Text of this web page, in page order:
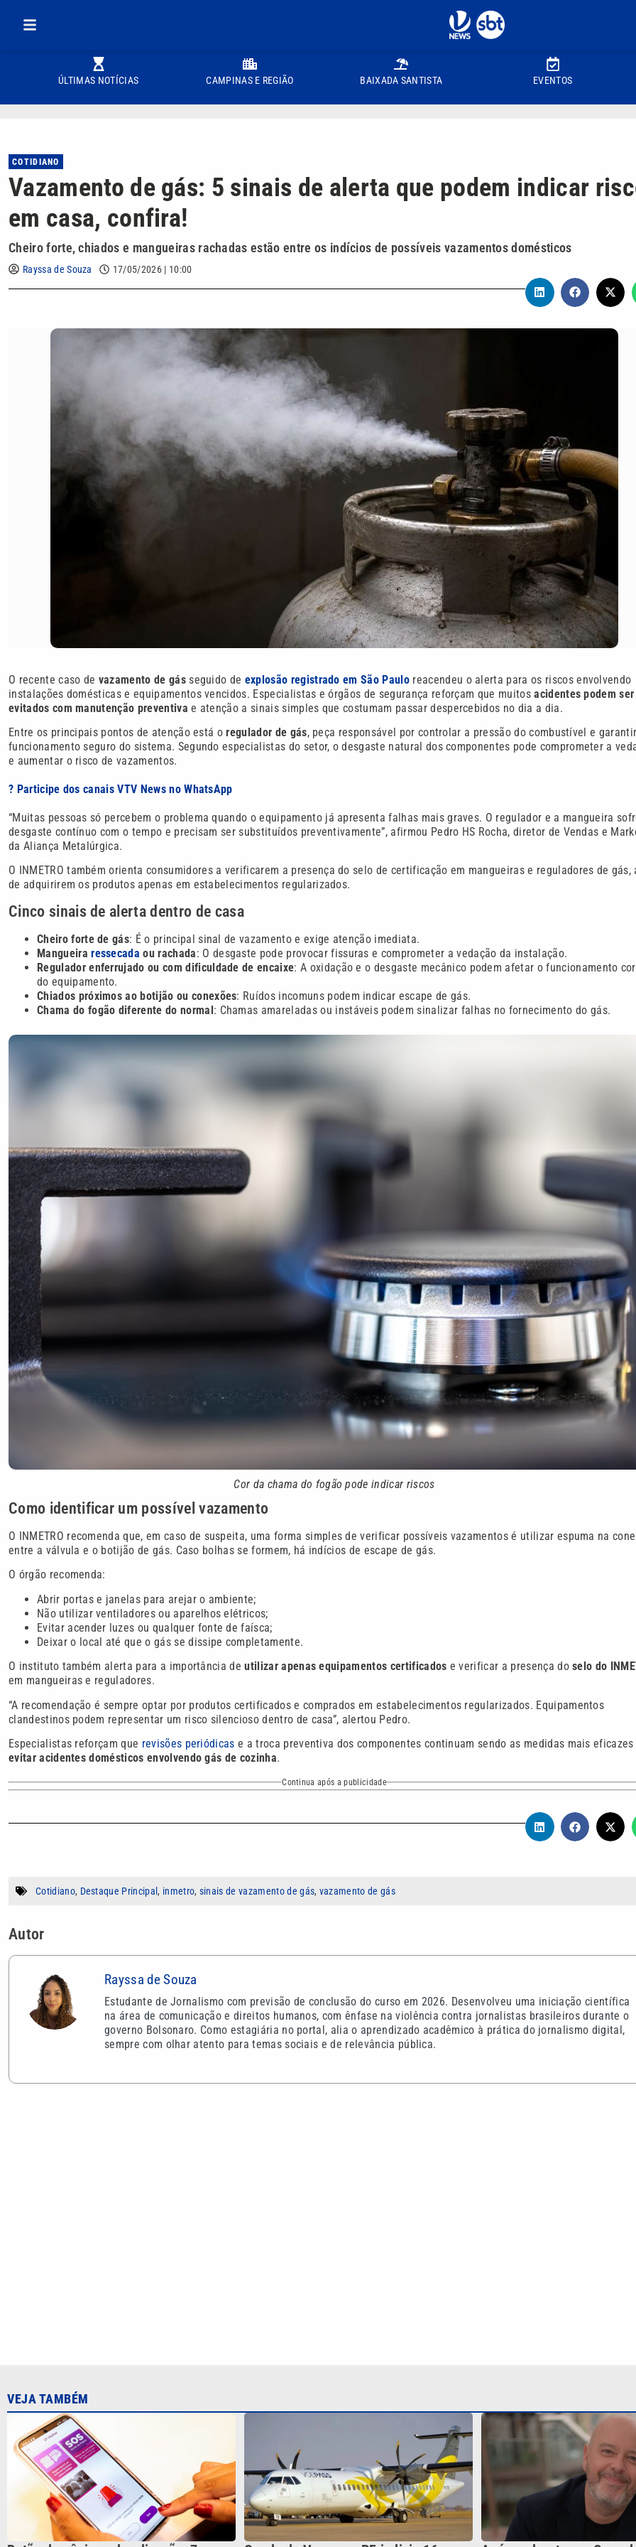
ÚLTIMAS NOTÍCIAS CAMPINAS E REGIÃO BAIXADA SANTISTA EVENTOS
COTIDIANO
Vazamento de gás: 5 sinais de alerta que podem indicar
em casa, confira!
Cheiro forte, chiados e mangueiras rachadas estão entre os indícios de possíveis vazamentos domésticos
Rayssa de Souza 17/05/2026 | 10:00
O recente caso de vazamento de gásseguido de explosão registrado em São Pauloreacendeu o alerta para os riscos envolvendo
instalações domésticas e equipamentos vencidos. Especialistas e órgãos de segurança reforçam que muitosacidentes podem ser
evitados com manutenção preventiva e atenção a sinais simples que costumam passar despercebidos no dia a dia.
Entre os principais pontos de atenção está oregulador de gás, peça responsável por controlar a pressão do combustível e
funcionamento seguro do sistema. Segundo especialistas do setor, o desgaste natural dos componentes pode comprometer a
e aumentar o risco de vazamentos.
? Participe dos canais VTV News no WhatsApp
“Muitas pessoas só percebem o problema quando o equipamento já apresenta falhas mais graves. O regulador e a mangueira
desgaste contínuo com o tempo e precisam ser substituídos preventivamente”, afirmou Pedro HS Rocha, diretor de Vendas e
da Aliança Metalúrgica.
O INMETRO também orienta consumidores a verificarem a presença do selo de certificação em mangueiras e reguladores de gás,
de adquirirem os produtos apenas em estabelecimentos regularizados.
Cinco sinais de alerta dentro de casa
Cheiro forte de gás: É o principal sinal de vazamento e exige atenção imediata.
Mangueiraressecadaou rachada: O desgaste pode provocar fissuras e comprometer a vedação da instalação.
Regulador enferrujado ou com dificuldade de encaixe: A oxidação e o desgaste mecânico podem afetar o funcionamento
do equipamento.
Chiados próximos ao botijão ou conexões: Ruídos incomuns podem indicar escape de gás.
Chama do fogão diferente do normal: Chamas amareladas ou instáveis podem sinalizar falhas no fornecimento do gás.
Cor da chama do fogão pode indicar riscos
Como identificar um possível vazamento
O INMETRO recomenda que, em caso de suspeita, uma forma simples de verificar possíveis vazamentos é utilizar espuma na
entre a válvula e o botijão de gás. Caso bolhas se formem, há indícios de escape de gás.
O órgão recomenda:
Abrir portas e janelas para arejar o ambiente;
Não utilizar ventiladores ou aparelhos elétricos;
Evitar acender luzes ou qualquer fonte de faísca;
Deixar o local até que o gás se dissipe completamente.
O instituto também alerta para a importância deutilizar apenas equipamentos certificados e verificar a presença doselo do
em mangueiras e reguladores.
“A recomendação é sempre optar por produtos certificados e comprados em estabelecimentos regularizados. Equipamentos
clandestinos podem representar um risco silencioso dentro de casa”, alertou Pedro.
Especialistas reforçam que revisões periódicas e a troca preventiva dos componentes continuam sendo as medidas mais
evitar acidentes domésticos envolvendo gás de cozinha.
Continua após a publicidade
Cotidiano, Destaque Principal , inmetro, sinais de vazamento de gás, vazamento de gás
Autor
Rayssa de Souza
Estudante de Jornalismo com previsão de conclusão do curso em 2026. Desenvolveu uma iniciação científica
na área de comunicação e direitos humanos, com ênfase na violência contra jornalistas brasileiros durante o
governo Bolsonaro. Como estagiária no portal, alia o aprendizado acadêmico à prática do jornalismo digital,
sempre com olhar atento para temas sociais e de relevância pública.
para a segurança das mulheres
Continua após a publicidade
CATEGORIAS
Cotidiano